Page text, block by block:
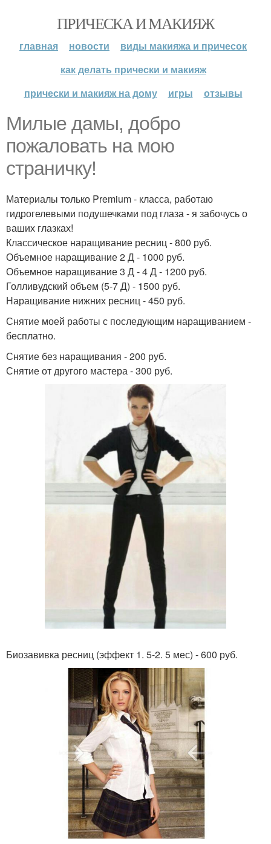
ПРИЧЕСКА И МАКИЯЖ
главная новости
виды макияжа и причесок
как делать прически и макияж
прически и макияж на дому
игры отзывы
Милые дамы, добро
пожаловать на мою
страничку!
Материалы только Premium - класса, работаю
гидрогелевыми подушечками под глаза - я забочусь о
ваших глазках!
Классическое наращивание ресниц - 800 руб.
Объемное наращивание 2 Д - 1000 руб.
Объемное наращивание 3 Д - 4 Д - 1200 руб.
Голливудский объем (5-7 Д) - 1500 руб.
Наращивание нижних ресниц - 450 руб.
Снятие моей работы с последующим наращиванием -
бесплатно.
Снятие без наращивания - 200 руб.
Снятие от другого мастера - 300 руб.
Биозавивка ресниц (эффект 1. 5-2. 5 мес) - 600 руб.